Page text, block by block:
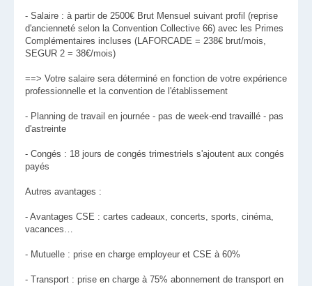
- Salaire : à partir de 2500€ Brut Mensuel suivant profil (reprise
d'ancienneté selon la Convention Collective 66) avec les Primes
Complémentaires incluses (LAFORCADE = 238€ brut/mois,
SEGUR 2 = 38€/mois)
==> Votre salaire sera déterminé en fonction de votre expérience
professionnelle et la convention de l'établissement
- Planning de travail en journée - pas de week-end travaillé - pas
d'astreinte
- Congés : 18 jours de congés trimestriels s'ajoutent aux congés
payés
Autres avantages :
- Avantages CSE : cartes cadeaux, concerts, sports, cinéma,
vacances…
- Mutuelle : prise en charge employeur et CSE à 60%
- Transport : prise en charge à 75% abonnement de transport en